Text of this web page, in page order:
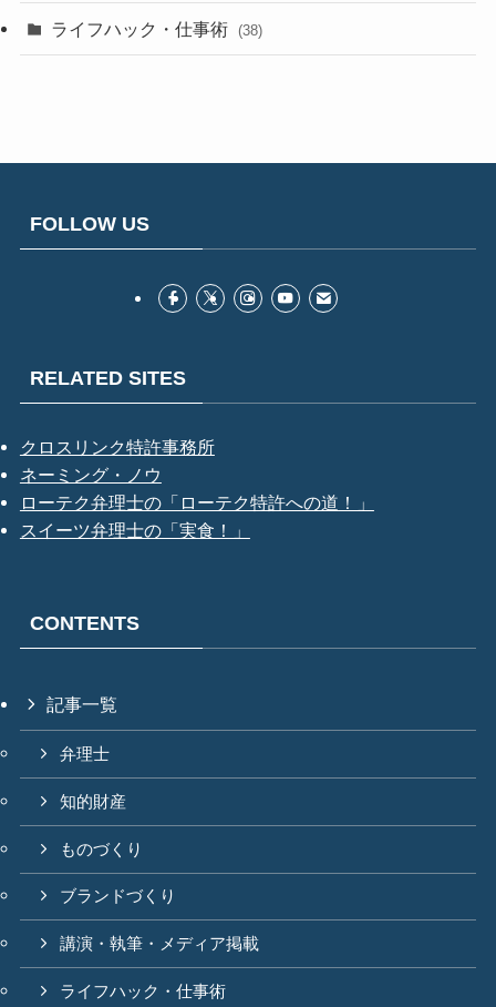
ライフハック・仕事術 (38)
FOLLOW US
RELATED SITES
クロスリンク特許事務所
ネーミング・ノウ
ローテク弁理士の「ローテク特許への道！」
スイーツ弁理士の「実食！」
CONTENTS
記事一覧
弁理士
知的財産
ものづくり
ブランドづくり
講演・執筆・メディア掲載
ライフハック・仕事術